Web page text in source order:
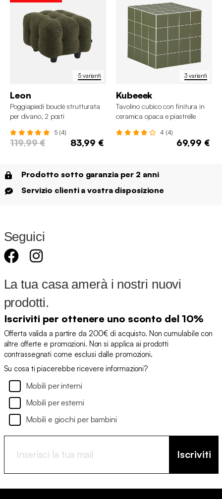
5 varianti
Leon
Poggiapiedi bouclé strutturata
per divano, 2 posti
5 (4)
119,99 € 83,99 €
3 varianti
Kubeeek
Tavolino cubico con finitura in
ceramica opaca e piastrelle
4 (4)
69,99 €
Prodotto sotto garanzia per 2 anni
Servizio clienti a vostra disposizione
Seguici
La tua casa amerà i nostri nuovi
prodotti.
Iscriviti per ottenere uno sconto del 10%
Offerta valida a partire da 200€ di acquisto. Non cumulabile con
altre offerte e promozioni. Non si applica ai prodotti
contrassegnati come esclusi dalle promozioni.
Su cosa ti piacerebbe ricevere informazioni?
Mobili per interni
Mobili per esterni
Mobili e giochi per bambini
Iscriviti